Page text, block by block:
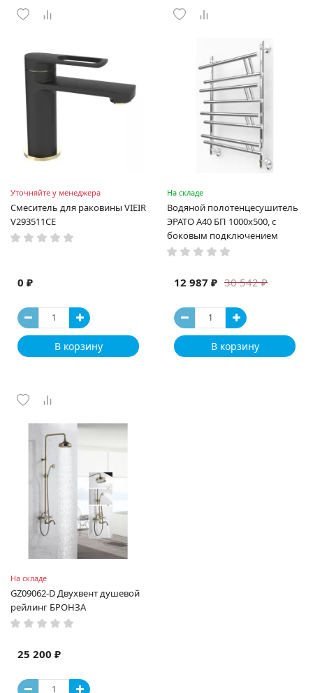
Уточняйте у менеджера
Смеситель для раковины VIEIR
V293511CE
0 ₽
В корзину
На складе
Водяной полотенцесушитель
ЭРАТО А40 БП 1000x500, с
боковым подключением
30 542 ₽
12 987 ₽
В корзину
На складе
GZ09062-D Двухвент душевой
рейлинг БРОНЗА
25 200 ₽